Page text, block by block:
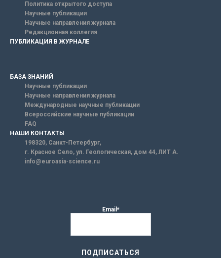
Политика открытого доступа
Научные публикации
Научные направления журнала
Редакционная коллегия
ПУБЛИКАЦИЯ В ЖУРНАЛЕ
БАЗА ЗНАНИЙ
Научные публикации
Научные направления журнала
Международные научные публикации
Всероссийские научные публикации
FAQ
НАШИ КОНТАКТЫ
198320, Санкт-Петербург,
г. Красное Село, ул. Геологическая, дом 44, ЛИТ А.
info@euroasia-science.ru
Email*